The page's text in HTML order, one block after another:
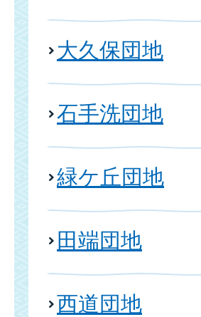
大久保団地
石手洗団地
緑ケ丘団地
田端団地
西道団地